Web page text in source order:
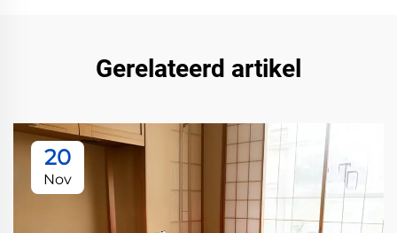
Gerelateerd artikel
20
Nov